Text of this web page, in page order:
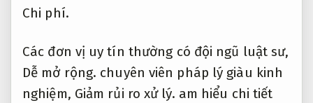
Chi phí.
Các đơn vị uy tín thường có đội ngũ luật sư,
Dễ mở rộng. chuyên viên pháp lý giàu kinh
nghiệm, Giảm rủi ro xử lý. am hiểu chi tiết